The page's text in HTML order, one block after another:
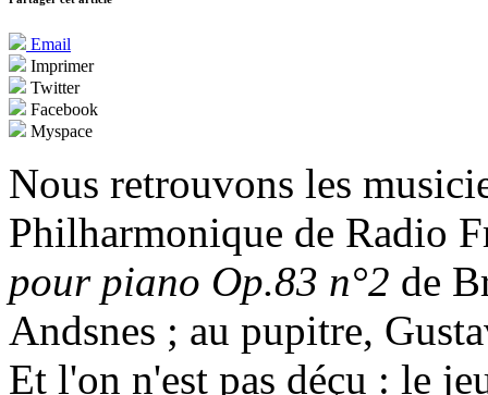
Email
Imprimer
Twitter
Facebook
Myspace
Nous retrouvons les
Philharmonique de Radio
pour piano Op.83 n°2 de
Andsnes ; au pupitre,
Et l'on n'est pas déçu : le